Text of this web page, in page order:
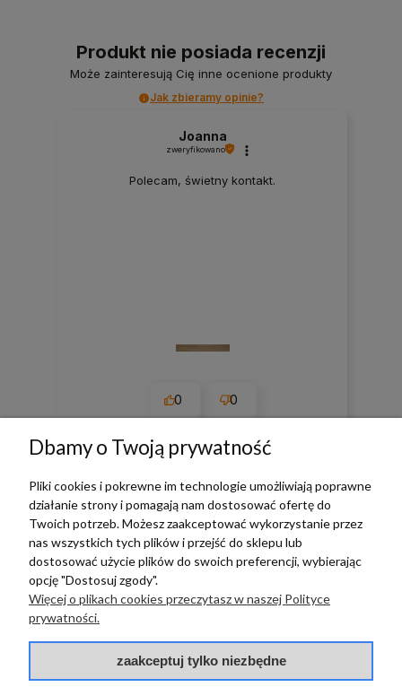
Produkt nie posiada recenzji
Może zainteresują Cię inne ocenione produkty
Jak zbieramy opinie?
Joanna
zweryfikowano
Polecam, świetny kontakt.
0 0
zebranych i zweryfikowanych przez
PŁATNOŚCI I DOSTAWA
Dbamy o Twoją prywatność
Pliki cookies i pokrewne im technologie umożliwiają poprawne
działanie strony i pomagają nam dostosować ofertę do
Twoich potrzeb. Możesz zaakceptować wykorzystanie przez
nas wszystkich tych plików i przejść do sklepu lub
dostosować użycie plików do swoich preferencji, wybierając
opcję "Dostosuj zgody".
Więcej o plikach cookies przeczytasz w naszej Polityce
prywatności.
zaakceptuj tylko niezbędne